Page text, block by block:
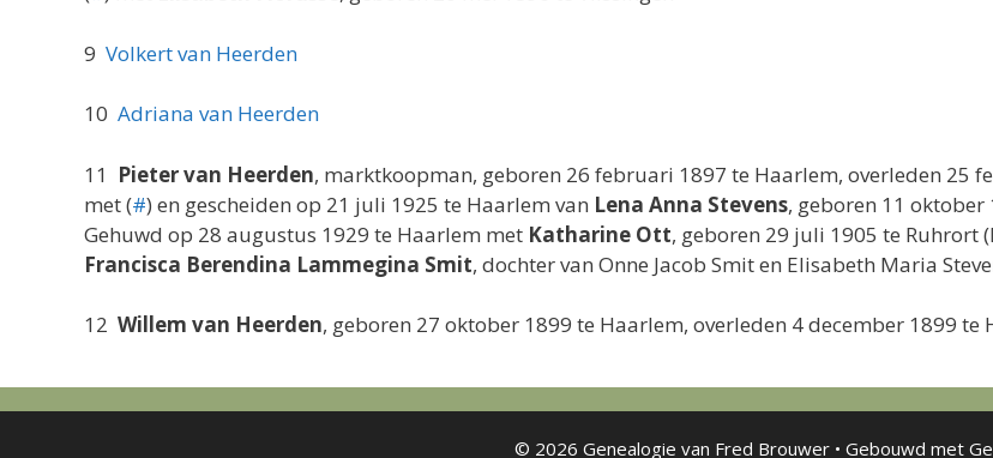
9 Volkert van Heerden
10 Adriana van Heerden
11 Pieter van Heerden, marktkoopman, geboren 26 februari 1897 te Haarlem, overleden 25
met (#) en gescheiden op 21 juli 1925 te Haarlem van Lena Anna Stevens, geboren 11
Gehuwd op 28 augustus 1929 te Haarlem met Katharine Ott, geboren 29 juli 1905 te Ruhrort
Francisca Berendina Lammegina Smit, dochter van Onne Jacob Smit en Elisabeth Maria
12 Willem van Heerden, geboren 27 oktober 1899 te Haarlem, overleden 4 december 1899 te
© 2026 Genealogie van Fred Brouwer • Gebouwd met